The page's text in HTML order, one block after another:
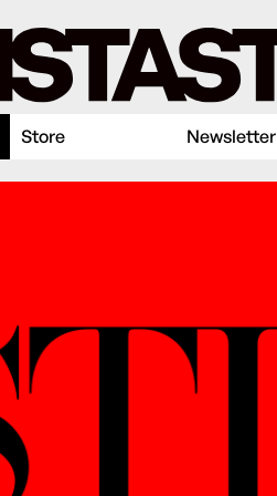
Store Newsletter